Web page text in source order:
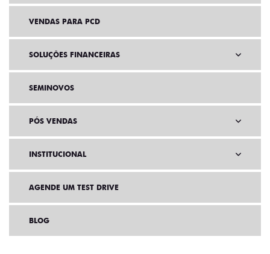
VENDAS PARA PCD
SOLUÇÕES FINANCEIRAS
SEMINOVOS
PÓS VENDAS
INSTITUCIONAL
AGENDE UM TEST DRIVE
BLOG